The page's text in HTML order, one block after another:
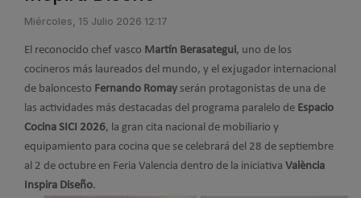
Miércoles, 15 Julio 2026 12:17
El reconocido chef vasco Martín Berasategui, uno de los
cocineros más laureados del mundo, y el exjugador internacional
de baloncesto Fernando Romay serán protagonistas de una de
las actividades más destacadas del programa paralelo de Espacio
Cocina SICI 2026, la gran cita nacional de mobiliario y
equipamiento para cocina que se celebrará del 28 de septiembre
al 2 de octubre en Feria Valencia dentro de la iniciativa València
Inspira Diseño.